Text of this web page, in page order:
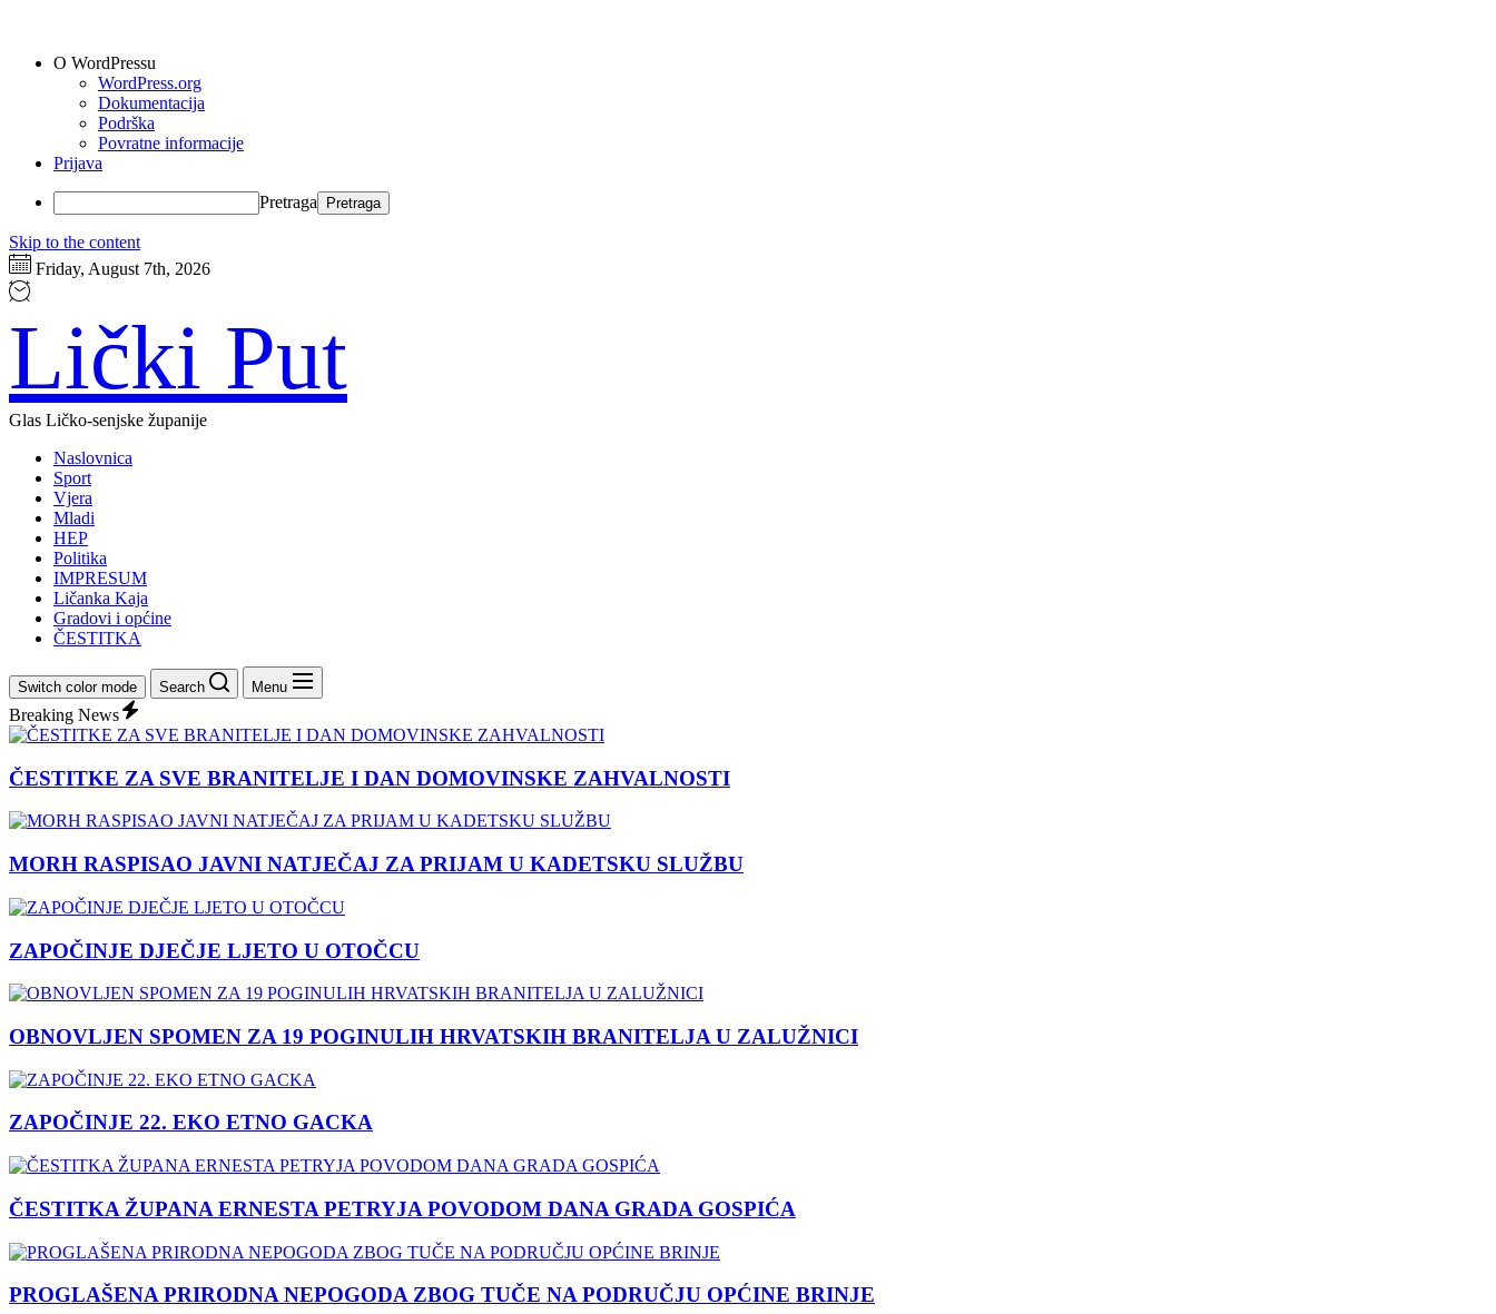
O WordPressu
WordPress.org
Dokumentacija
Podrška
Povratne informacije
Prijava
Pretraga
Skip to the content
Friday, August 7th, 2026
Lički Put
Glas Ličko-senjske županije
Naslovnica
Sport
Vjera
Mladi
HEP
Politika
IMPRESUM
Ličanka Kaja
Gradovi i općine
ČESTITKA
Switch color mode Search Menu
Breaking News
ČESTITKE ZA SVE BRANITELJE I DAN DOMOVINSKE ZAHVALNOSTI
MORH RASPISAO JAVNI NATJEČAJ ZA PRIJAM U KADETSKU SLUŽBU
ZAPOČINJE DJEČJE LJETO U OTOČCU
OBNOVLJEN SPOMEN ZA 19 POGINULIH HRVATSKIH BRANITELJA U ZALUŽNICI
ZAPOČINJE 22. EKO ETNO GACKA
ČESTITKA ŽUPANA ERNESTA PETRYJA POVODOM DANA GRADA GOSPIĆA
PROGLAŠENA PRIRODNA NEPOGODA ZBOG TUČE NA PODRUČJU OPĆINE BRINJE